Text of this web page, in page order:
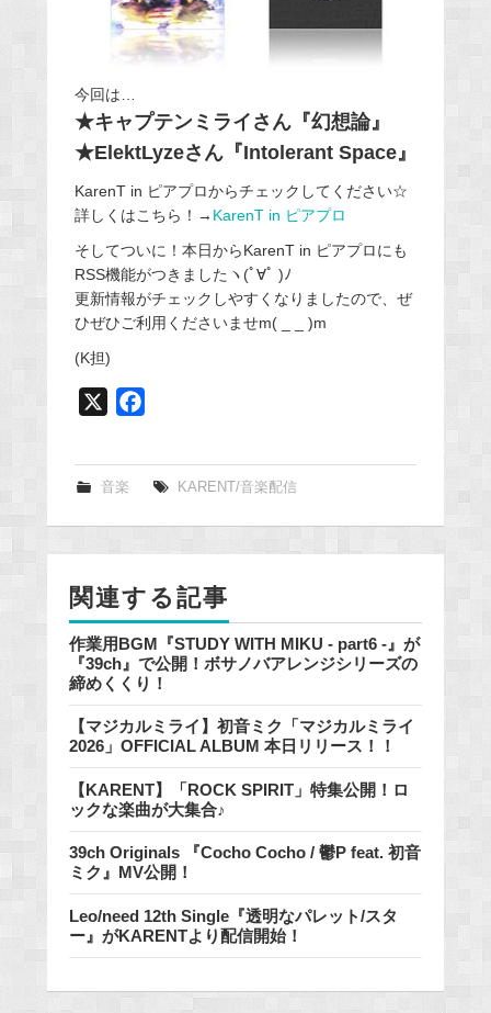
今回は…
★キャプテンミライさん『幻想論』
★ElektLyzeさん『Intolerant Space』
KarenT in ピアプロからチェックしてください☆
詳しくはこちら！→ KarenT in ピアプロ
そしてついに！本日からKarenT in ピアプロにも
RSS機能がつきましたヽ(ﾟ∀ﾟ )ﾉ
更新情報がチェックしやすくなりましたので、ぜ
ひぜひご利用くださいませm( _ _ )m
(K担)
e
k
音楽 KARENT/音楽配信
関連する記事
作業用BGM『STUDY WITH MIKU - part6 -』が
『39ch』で公開！ボサノバアレンジシリーズの
締めくくり！
【マジカルミライ】初音ミク「マジカルミライ
2026」OFFICIAL ALBUM 本日リリース！！
【KARENT】「ROCK SPIRIT」特集公開！ロ
ックな楽曲が大集合♪
39ch Originals 『Cocho Cocho / 鬱P feat. 初音
ミク』MV公開！
Leo/need 12th Single『透明なパレット/スタ
ー』がKARENTより配信開始！